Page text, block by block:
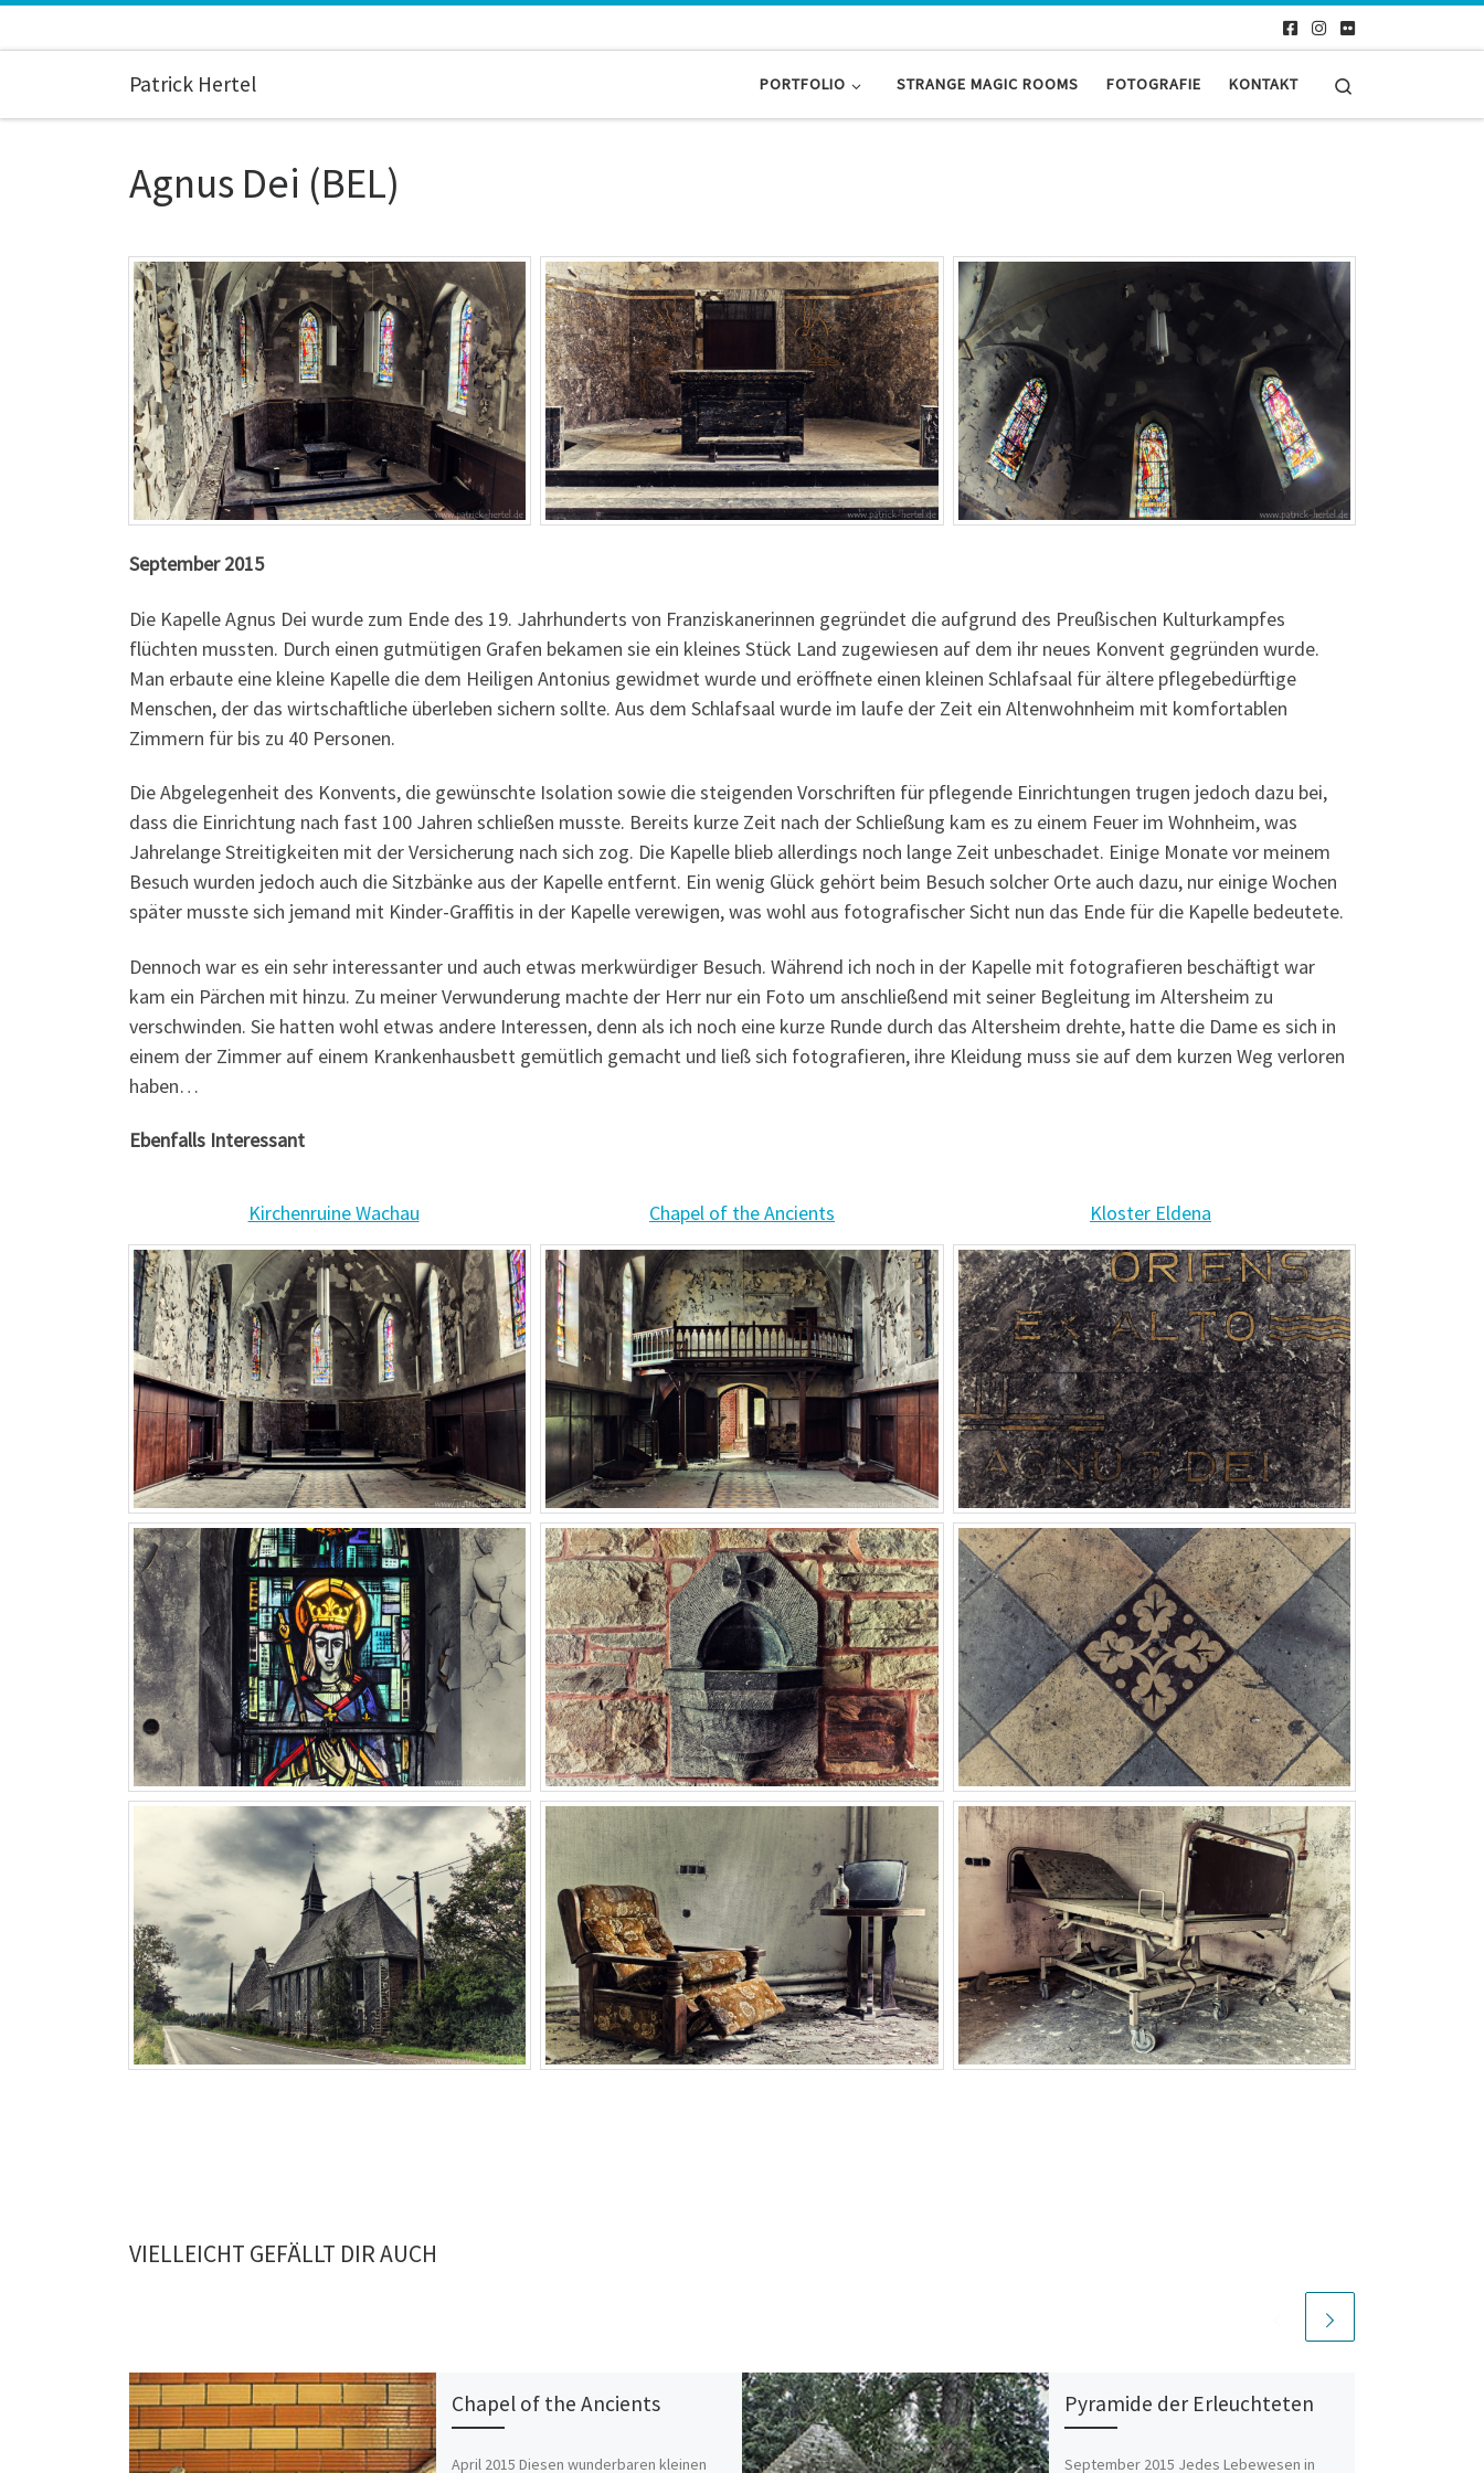
Patrick Hertel PORTFOLIO STRANGE MAGIC ROOMS FOTOGRAFIE KONTAKT
Agnus Dei (BEL)
September 2015
Die Kapelle Agnus Dei wurde zum Ende des 19. Jahrhunderts von Franziskanerinnen gegründet die aufgrund des Preußischen Kulturkampfes
flüchten mussten. Durch einen gutmütigen Grafen bekamen sie ein kleines Stück Land zugewiesen auf dem ihr neues Konvent gegründen wurde.
Man erbaute eine kleine Kapelle die dem Heiligen Antonius gewidmet wurde und eröffnete einen kleinen Schlafsaal für ältere pflegebedürftige
Menschen, der das wirtschaftliche überleben sichern sollte. Aus dem Schlafsaal wurde im laufe der Zeit ein Altenwohnheim mit komfortablen
Zimmern für bis zu 40 Personen.
Die Abgelegenheit des Konvents, die gewünschte Isolation sowie die steigenden Vorschriften für pflegende Einrichtungen trugen jedoch dazu bei,
dass die Einrichtung nach fast 100 Jahren schließen musste. Bereits kurze Zeit nach der Schließung kam es zu einem Feuer im Wohnheim, was
Jahrelange Streitigkeiten mit der Versicherung nach sich zog. Die Kapelle blieb allerdings noch lange Zeit unbeschadet. Einige Monate vor meinem
Besuch wurden jedoch auch die Sitzbänke aus der Kapelle entfernt. Ein wenig Glück gehört beim Besuch solcher Orte auch dazu, nur einige Wochen
später musste sich jemand mit Kinder-Graffitis in der Kapelle verewigen, was wohl aus fotografischer Sicht nun das Ende für die Kapelle bedeutete.
Dennoch war es ein sehr interessanter und auch etwas merkwürdiger Besuch. Während ich noch in der Kapelle mit fotografieren beschäftigt war
kam ein Pärchen mit hinzu. Zu meiner Verwunderung machte der Herr nur ein Foto um anschließend mit seiner Begleitung im Altersheim zu
verschwinden. Sie hatten wohl etwas andere Interessen, denn als ich noch eine kurze Runde durch das Altersheim drehte, hatte die Dame es sich in
einem der Zimmer auf einem Krankenhausbett gemütlich gemacht und ließ sich fotografieren, ihre Kleidung muss sie auf dem kurzen Weg verloren
haben…
Ebenfalls Interessant
Kirchenruine Wachau Chapel of the Ancients Kloster Eldena
VIELLEICHT GEFÄLLT DIR AUCH
Chapel of the Ancients
April 2015 Diesen wunderbaren kleinen
Pyramide der Erleuchteten
September 2015 Jedes Lebewesen in